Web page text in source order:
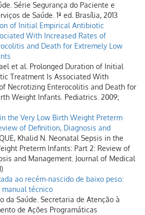
Série Segurança do Paciente e
de Saúde. 1ª ed. Brasília, 2013
of Initial Empirical Antibiotic
With Increased Rates of
and Death for Extremely Low
et al. Prolonged Duration of Initial
Treatment Is Associated With
Necrotizing Enterocolitis and Death for
Weight Infants. Pediatrics. 2009;
the Very Low Birth Weight Preterm
of Definition, Diagnosis and
Khalid N. Neonatal Sepsis in the
Preterm Infants: Part 2: Review of
and Management. Journal of Medical
ao recém‑nascido de baixo peso:
manual técnico
da Saúde. Secretaria de Atenção à
de Ações Programáticas